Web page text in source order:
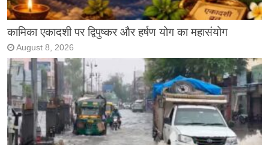
कामिका एकादशी पर द्विपुष्कर और हर्षण योग का महासंयोग
August 8, 2026